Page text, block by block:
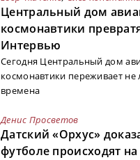
Центральный дом
космонавтики
Интервью
Сегодня Центральный дом
космонавтики переживает
времена
Денис Просветов
Датский «Орхус»
футболе происходят